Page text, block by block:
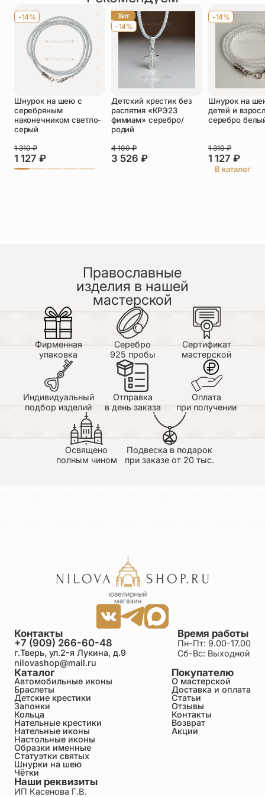
шнурок на обряд-длинный, одноразовый при
необходимости.
Оставить отзыв
Подтверждаю свое согласие с
политикой конфиденциальностии даю
согласие на обработку персональных
данных
Пока нет отзывов. Будьте первым!
-14%
Шнурок на шею с
серебряным
наконечником светло-
серый
1 127 ₽
1 310₽
Хит
-14%
Детский крестик без
распятия «КРЭ23
фимиам» серебро/
родий
3 526 ₽
4 100₽
-14%
Шнурок на
детей и
серебро
1 127 ₽
1 310₽
В каталог
Православные
изделия в нашей
мастерской
Фирменная
упаковка
Серебро
925 пробы
Сертификат
мастерской
Индивидуальный
подбор изделий
Отправка
в день заказа
Оплата
при получении
Освящено
полным чином
Подвеска в подарок
при заказе от 20 тыс.
Каталог
Автомобильные иконы
Браслеты
Детские крестики
Запонки
Кольца
Нательные крестики
Нательные иконы
Настольные иконы
Образки именные
Статуэтки святых
Шнурки на шею
Чётки
Покупателю
О мастерской
Доставка и оплата
Статьи
Отзывы
Контакты
Возврат
Акции
Время работы
Пн-Пт: 9.00-17.00
Сб-Вс: Выходной
Контакты
+7 (909) 266-60-48
г.Тверь, ул.2-я Лукина, д.9
nilovashop@mail.ru
Наши реквизиты
ИП Касенова Г.В.